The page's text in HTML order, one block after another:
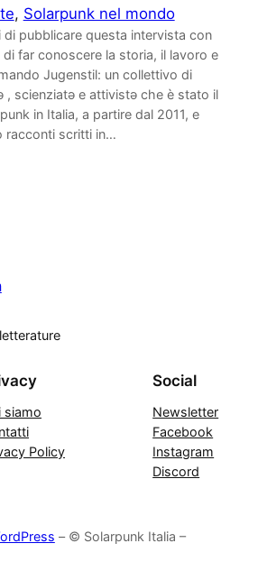
, Solarpunk nel mondo
di pubblicare questa intervista con
di far conoscere la storia, il lavoro e
Jugenstil: un collettivo di
, scienziatə e attivistə che è stato il
in Italia, a partire dal 2011, e
racconti scritti in…
siamo
Policy
Social
Newsletter
Facebook
Instagram
Discord
– © Solarpunk Italia –